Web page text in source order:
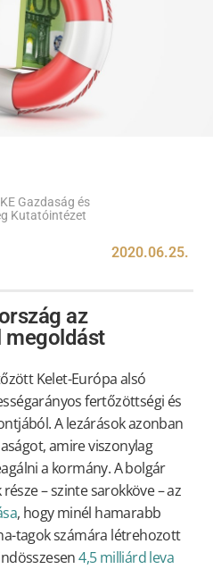
Gazdaság és
Kutatóintézet
2020.06.25.
az
megoldást
Kelet-Európa alsó
fertőzöttségi és
A lezárások azonban
amire viszonylag
a kormány. A bolgár
– szinte sarokköve – az
, hogy minél hamarabb
tagok számára létrehozott
4,5 milliárd leva